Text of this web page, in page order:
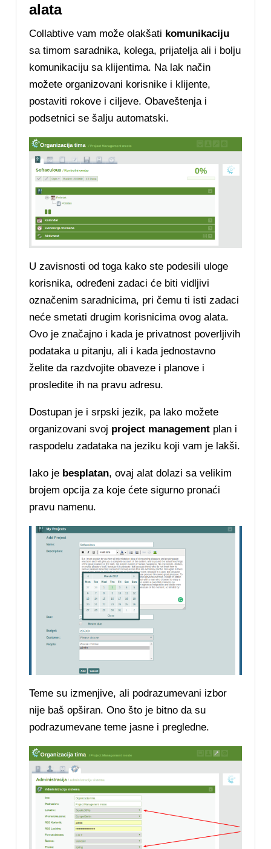
alata
Collabtive vam može olakšati komunikaciju
sa timom saradnika, kolega, prijatelja ali i bolju
komunikaciju sa klijentima. Na lak način
možete organizovani korisnike i klijente,
postaviti rokove i ciljeve. Obaveštenja i
podsetnici se šalju automatski.
U zavisnosti od toga kako ste podesili uloge
korisnika, određeni zadaci će biti vidljivi
označenim saradnicima, pri čemu ti isti zadaci
neće smetati drugim korisnicima ovog alata.
Ovo je značajno i kada je privatnost poverljivih
podataka u pitanju, ali i kada jednostavno
želite da razdvojite obaveze i planove i
prosledite ih na pravu adresu.
Dostupan je i srpski jezik, pa lako možete
organizovani svoj project management plan i
raspodelu zadataka na jeziku koji vam je lakši.
Iako je besplatan, ovaj alat dolazi sa velikim
brojem opcija za koje ćete sigurno pronaći
pravu namenu.
Teme su izmenjive, ali podrazumevani izbor
nije baš opširan. Ono što je bitno da su
podrazumevane teme jasne i pregledne.